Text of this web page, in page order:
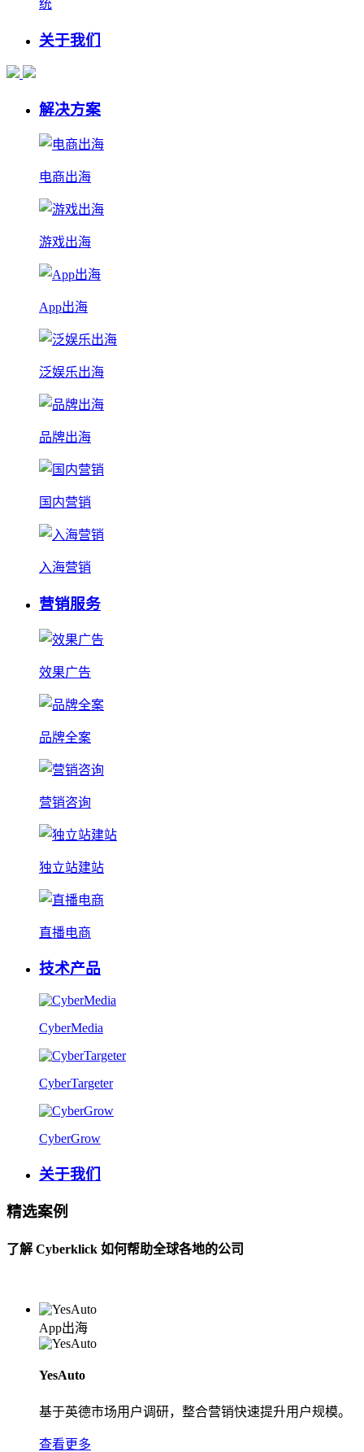
统
关于我们
解决方案
电商出海
游戏出海
App出海
泛娱乐出海
品牌出海
国内营销
入海营销
营销服务
效果广告
品牌全案
营销咨询
独立站建站
直播电商
技术产品
CyberMedia
CyberTargeter
CyberGrow
关于我们
精选案例
了解 Cyberklick 如何帮助全球各地的公司
App出海
YesAuto
基于英德市场用户调研，整合营销快速提升用户规模。
查看更多